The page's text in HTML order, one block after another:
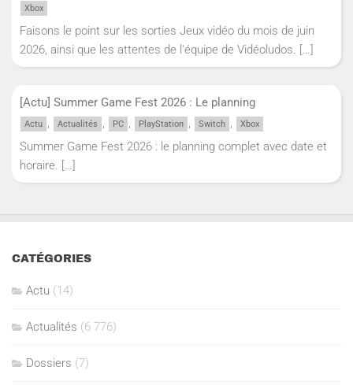
Xbox
Faisons le point sur les sorties Jeux vidéo du mois de juin
2026, ainsi que les attentes de l'équipe de Vidéoludos. […]
[Actu] Summer Game Fest 2026 : Le planning
Actu , Actualités , PC , PlayStation , Switch , Xbox
Summer Game Fest 2026 : le planning complet avec date et
horaire. […]
CATÉGORIES
Actu (14)
Actualités (6 776)
Dossiers (7)